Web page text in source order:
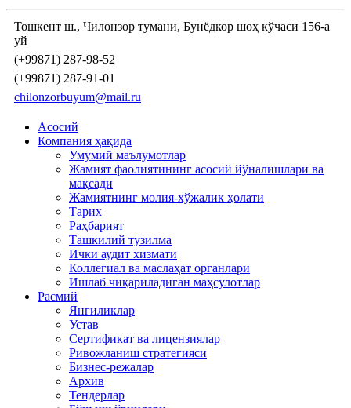
Тошкент ш., Чилонзор тумани, Бунёдкор шоҳ кўчаси 156-а
уй
(+99871) 287-98-52
(+99871) 287-91-01
chilonzorbuyum@mail.ru
Асосий
Компания ҳақида
Умумий маълумотлар
Жамият фаолиятининг асосий йўналишлари ва
мақсади
Жамиятнинг молия-хўжалик ҳолати
Тарих
Раҳбарият
Ташкилий тузилма
Ички аудит хизмати
Коллегиал ва маслаҳат органлари
Ишлаб чиқариладиган маҳсулотлар
Расмий
Янгиликлар
Устав
Сертификат ва лицензиялар
Ривожланиш стратегияси
Бизнес-режалар
Архив
Тендерлар